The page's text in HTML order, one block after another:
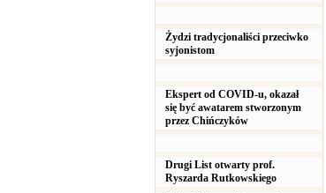
Żydzi tradycjonaliści przeciwko
syjonistom
Ekspert od COVID-u, okazał
się być awatarem stworzonym
przez Chińczyków
Drugi List otwarty prof.
Ryszarda Rutkowskiego